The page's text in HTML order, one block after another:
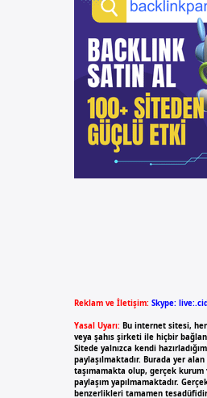
Reklam ve İletişim: Skype:
Yasal Uyarı: Bu internet sitesi,
veya şahıs şirketi ile hiçbir
Sitede yalnızca kendi
paylaşılmaktadır. Burada yer
taşımamakta olup, gerçek kurum
paylaşım yapılmamaktadır.
benzerlikleri tamamen